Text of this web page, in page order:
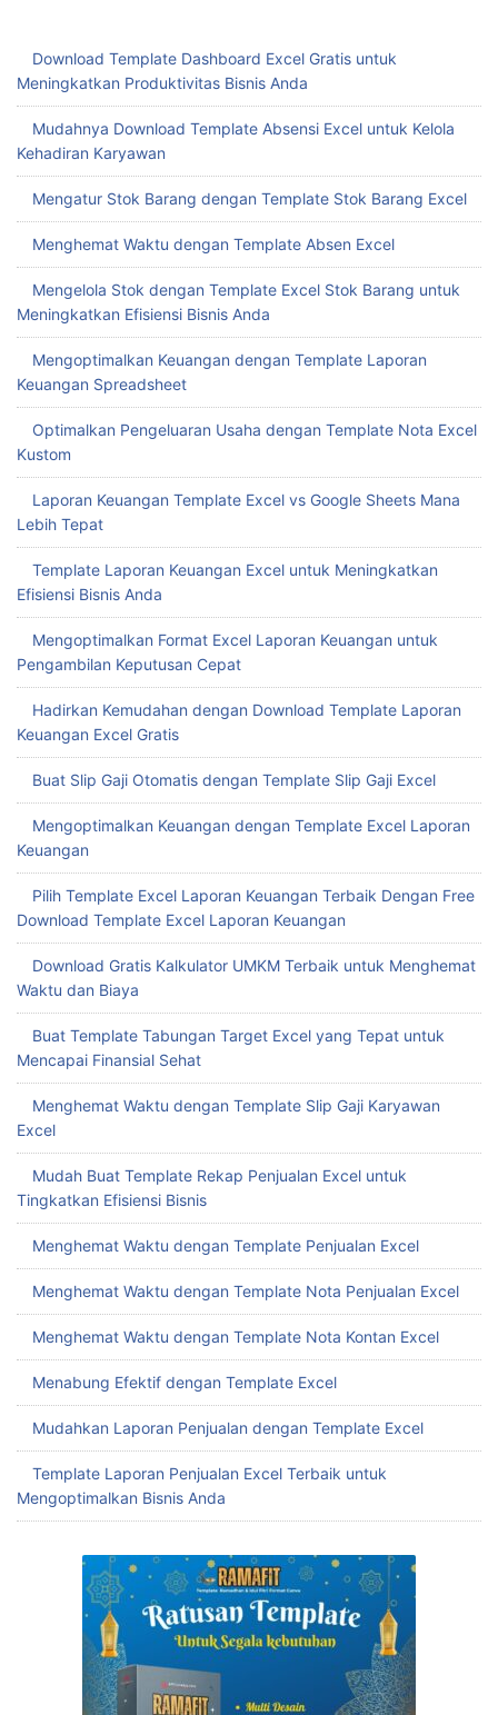
Download Template Dashboard Excel Gratis untuk
Meningkatkan Produktivitas Bisnis Anda
Mudahnya Download Template Absensi Excel untuk Kelola
Kehadiran Karyawan
Mengatur Stok Barang dengan Template Stok Barang Excel
Menghemat Waktu dengan Template Absen Excel
Mengelola Stok dengan Template Excel Stok Barang untuk
Meningkatkan Efisiensi Bisnis Anda
Mengoptimalkan Keuangan dengan Template Laporan
Keuangan Spreadsheet
Optimalkan Pengeluaran Usaha dengan Template Nota Excel
Kustom
Laporan Keuangan Template Excel vs Google Sheets Mana
Lebih Tepat
Template Laporan Keuangan Excel untuk Meningkatkan
Efisiensi Bisnis Anda
Mengoptimalkan Format Excel Laporan Keuangan untuk
Pengambilan Keputusan Cepat
Hadirkan Kemudahan dengan Download Template Laporan
Keuangan Excel Gratis
Buat Slip Gaji Otomatis dengan Template Slip Gaji Excel
Mengoptimalkan Keuangan dengan Template Excel Laporan
Keuangan
Pilih Template Excel Laporan Keuangan Terbaik Dengan Free
Download Template Excel Laporan Keuangan
Download Gratis Kalkulator UMKM Terbaik untuk Menghemat
Waktu dan Biaya
Buat Template Tabungan Target Excel yang Tepat untuk
Mencapai Finansial Sehat
Menghemat Waktu dengan Template Slip Gaji Karyawan
Excel
Mudah Buat Template Rekap Penjualan Excel untuk
Tingkatkan Efisiensi Bisnis
Menghemat Waktu dengan Template Penjualan Excel
Menghemat Waktu dengan Template Nota Penjualan Excel
Menghemat Waktu dengan Template Nota Kontan Excel
Menabung Efektif dengan Template Excel
Mudahkan Laporan Penjualan dengan Template Excel
Template Laporan Penjualan Excel Terbaik untuk
Mengoptimalkan Bisnis Anda